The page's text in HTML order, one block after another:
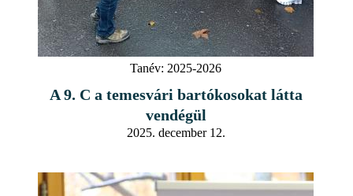
Tanév: 2025-2026
A 9. C a temesvári bartókosokat látta
vendégül
2025. december 12.